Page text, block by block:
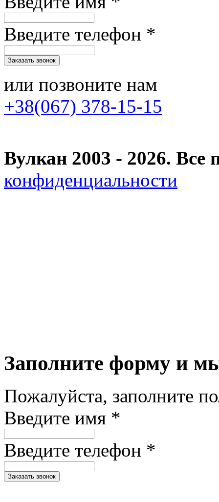
Введите телефон *
или позвоните нам
+38(067) 378-15-15
Вулкан 2003 - 2026.
конфиденциальности
Заполните форму и
Пожалуйста, заполните
Введите имя *
Введите телефон *